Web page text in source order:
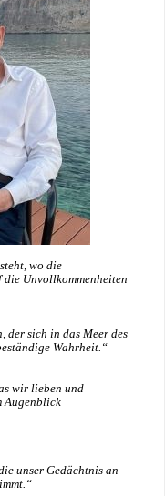
wo die
Unvollkommenheiten
der sich in das Meer des
Wahrheit.“
wir lieben und
Augenblick
unser Gedächtnis an